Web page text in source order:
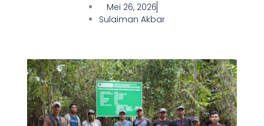
Mei 26, 2026
Sulaiman Akbar